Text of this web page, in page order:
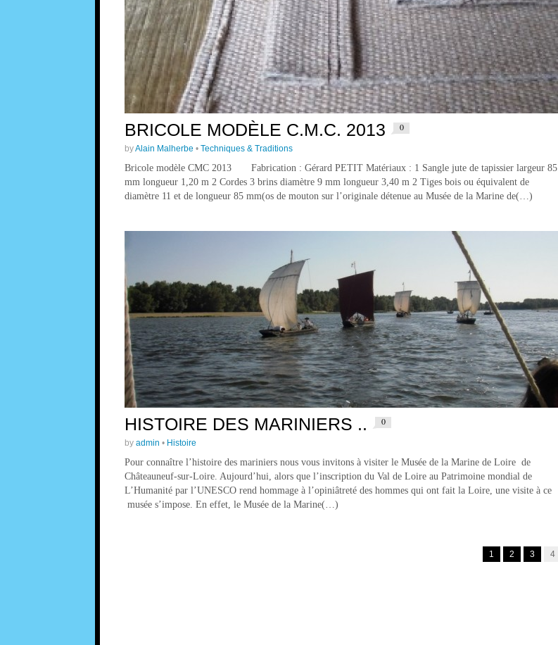
BRICOLE MODÈLE C.M.C. 2013 0
byAlain Malherbe • Techniques & Traditions
Bricole modèle CMC 2013 Fabrication : Gérard PETIT Matériaux : 1 Sangle jute de tapissier largeur 85
mm longueur 1,20 m 2 Cordes 3 brins diamètre 9 mm longueur 3,40 m 2 Tiges bois ou équivalent de
diamètre 11 et de longueur 85 mm(os de mouton sur l’originale détenue au Musée de la Marine de(…)
HISTOIRE DES MARINIERS .. 0
by admin • Histoire
Pour connaître l’histoire des mariniers nous vous invitons à visiter le Musée de la Marine de Loire de
Châteauneuf-sur-Loire. Aujourd’hui, alors que l’inscription du Val de Loire au Patrimoine mondial de
L’Humanité par l’UNESCO rend hommage à l’opiniâtreté des hommes qui ont fait la Loire, une visite à ce
musée s’impose. En effet, le Musée de la Marine(…)
1 2 3 4